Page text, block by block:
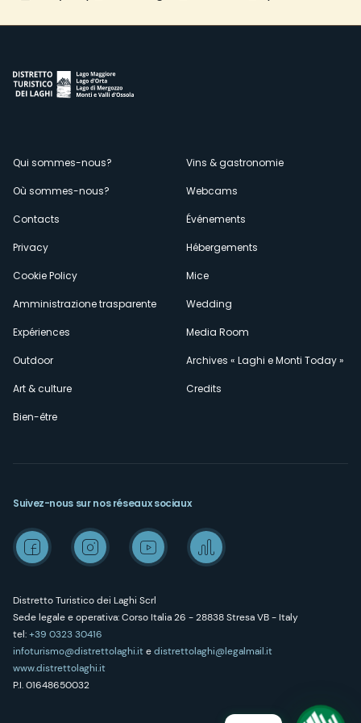
Menù
secondario
Qui sommes-nous?
Où sommes-nous?
Contacts
Privacy
Cookie Policy
Amministrazione trasparente
Expériences
Outdoor
Art & culture
Bien-être
Vins & gastronomie
Webcams
Événements
Hébergements
Mice
Wedding
Media Room
Archives « Laghi e Monti Today »
Credits
Distretto Turistico dei Laghi Scrl
Sede legale e operativa: Corso Italia 26 - 28838 Stresa VB - Italy
tel:+39 0323 30416
infoturismo@distrettolaghi.itedistrettolaghi@legalmail.it
www.distrettolaghi.it
P.I. 01648650032
Suivez-nous sur nos réseaux sociaux